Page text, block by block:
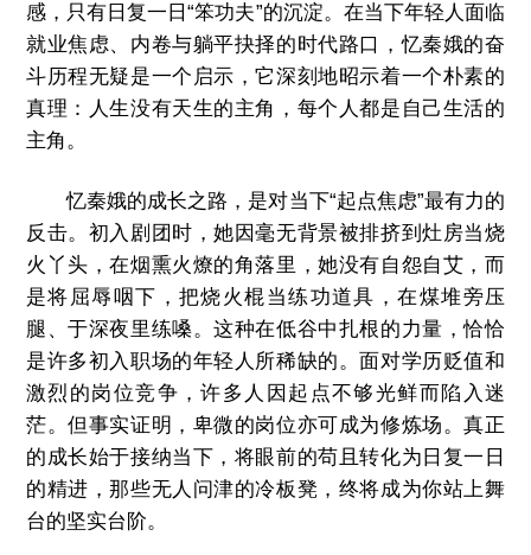
感，只有日复一日“笨功夫”的沉淀。在当下年轻人面临
就业焦虑、内卷与躺平抉择的时代路口，忆秦娥的奋
斗历程无疑是一个启示，它深刻地昭示着一个朴素的
真理：人生没有天生的主角，每个人都是自己生活的
主角。
忆秦娥的成长之路，是对当下“起点焦虑”最有力的
反击。初入剧团时，她因毫无背景被排挤到灶房当烧
火丫头，在烟熏火燎的角落里，她没有自怨自艾，而
是将屈辱咽下，把烧火棍当练功道具，在煤堆旁压
腿、于深夜里练嗓。这种在低谷中扎根的力量，恰恰
是许多初入职场的年轻人所稀缺的。面对学历贬值和
激烈的岗位竞争，许多人因起点不够光鲜而陷入迷
茫。但事实证明，卑微的岗位亦可成为修炼场。真正
的成长始于接纳当下，将眼前的苟且转化为日复一日
的精进，那些无人问津的冷板凳，终将成为你站上舞
台的坚实台阶。